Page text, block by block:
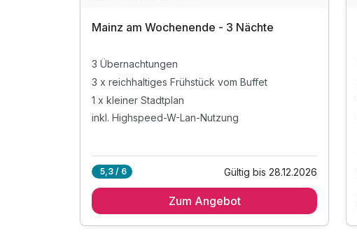
Mainz am Wochenende - 3 Nächte
3 Übernachtungen
3 x reichhaltiges Frühstück vom Buffet
1 x kleiner Stadtplan
inkl. Highspeed-W-Lan-Nutzung
5,3 / 6 Gültig bis 28.12.2026
Zum Angebot